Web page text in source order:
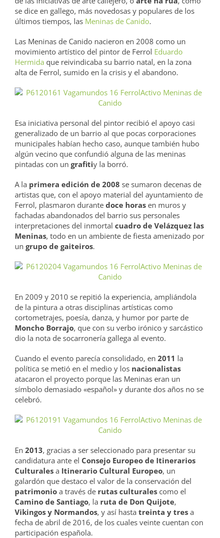
se dice en gallego, más novedosas y populares de los
últimos tiempos, las Meninas de Canido.
Las Meninas de Canido nacieron en 2008 como un
movimiento artístico del pintor de Ferrol Eduardo
Hermida que reivindicaba su barrio natal, en la zona
alta de Ferrol, sumido en la crisis y el abandono.
Esa iniciativa personal del pintor recibió el apoyo casi
generalizado de un barrio al que pocas corporaciones
municipales habían hecho caso, aunque también hubo
algún vecino que confundió alguna de las meninas
pintadas con un grafitiy la borró.
A la primera edición de 2008 se sumaron decenas de
artistas que, con el apoyo material del ayuntamiento de
Ferrol, plasmaron durante doce horas en muros y
fachadas abandonados del barrio sus personales
interpretaciones del inmortal cuadro de Velázquez las
Meninas, todo en un ambiente de fiesta amenizado por
un grupo de gaiteiros.
En 2009 y 2010 se repitió la experiencia, ampliándola
de la pintura a otras disciplinas artísticas como
cortometrajes, poesía, danza, y humor por parte de
Moncho Borrajo, que con su verbo irónico y sarcástico
dio la nota de socarronería gallega al evento.
Cuando el evento parecía consolidado, en 2011 la
política se metió en el medio y los nacionalistas
atacaron el proyecto porque las Meninas eran un
símbolo demasiado «español» y durante dos años no se
celebró.
En 2013, gracias a ser seleccionado para presentar su
candidatura ante el Consejo Europeo de Itinerarios
Culturales a Itinerario Cultural Europeo, un
galardón que destaco el valor de la conservación del
patrimonio a través de rutas culturales como el
Camino de Santiago, la ruta de Don Quijote,
Vikingos y Normandos, y así hasta treinta y tres a
fecha de abril de 2016, de los cuales veinte cuentan con
participación española.